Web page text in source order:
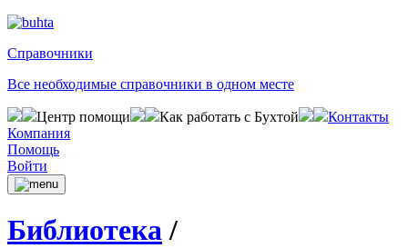
Справочники
Все необходимые справочники в одном месте
Центр помощи Как работать с Бухтой
Контакты
Компания
Помощь
Войти
Библиотека/